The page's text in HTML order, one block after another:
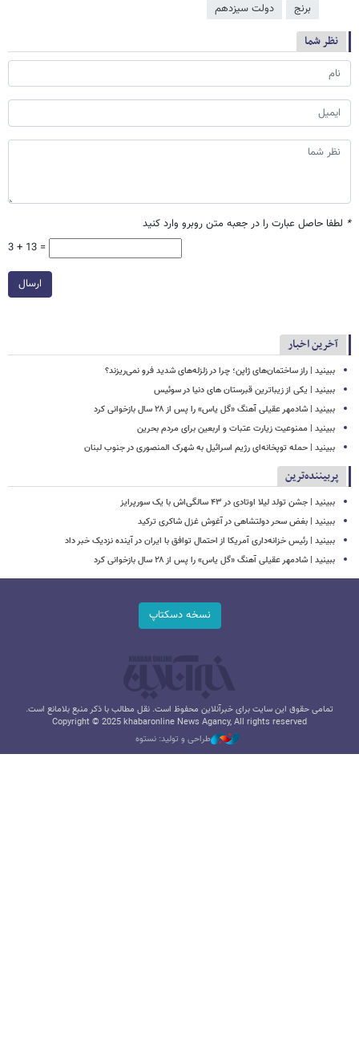
برنج دولت سیزدهم
نظر شما
* لطفا حاصل عبارت را در جعبه متن روبرو وارد کنید
3 + 13 =
ارسال
آخرین اخبار
ببینید | راز ساختمان‌های ژاپن؛ چرا در زلزله‌های شدید فرو نمی‌ریزند؟
ببینید | یکی از زیباترین قبرستان های دنیا در سوئیس
ببینید | شادمهر عقیلی آهنگ «گل یاس» را پس از ۲۸ سال بازخوانی کرد
ببینید | ممنوعیت زیارت عتبات و اربعین برای مردم بحرین
ببینید | حمله توپخانه‌ای رژیم اسرائیل به شهرک المنصوری در جنوب لبنان
پربیننده‌ترین
ببینید | جشن تولد لیلا اوتادی در ۴۳ سالگی‌اش با یک سورپرایز
ببینید | بغض سحر دولتشاهی در آغوش غزل شاکری ترکید
ببینید | رئیس خزانه‌داری آمریکا از احتمال توافق با ایران در آینده نزدیک خبر داد
ببینید | شادمهر عقیلی آهنگ «گل یاس» را پس از ۲۸ سال بازخوانی کرد
نسخه دسکتاپ
تمامی حقوق این سایت برای خبرآنلاین محفوظ است. نقل مطالب با ذکر منبع بلامانع است.
Copyright © 2025 khabaronline News Agancy, All rights reserved
طراحی و تولید: نستوه